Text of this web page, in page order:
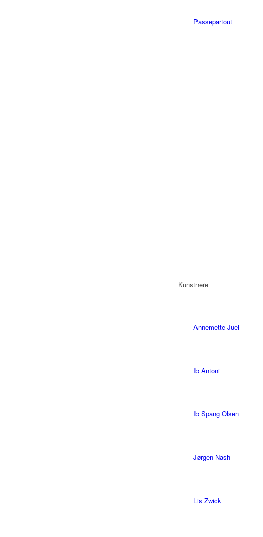
Passepartout
Kunstnere
Annemette Juel
Ib Antoni
Ib Spang Olsen
Jørgen Nash
Lis Zwick